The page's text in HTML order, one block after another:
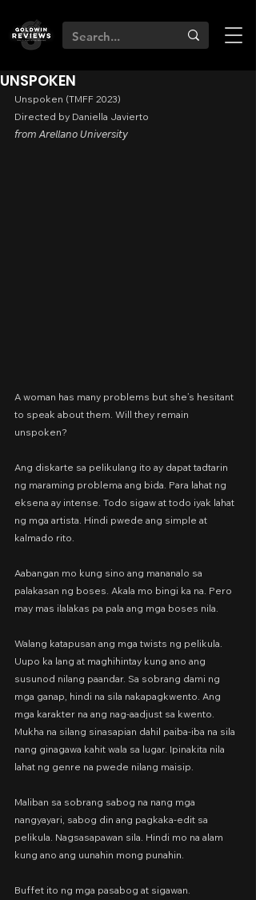
UNSPOKEN
Unspoken (TMFF 2023)
Directed by Daniella Javierto
𝘧𝘳𝘰𝘮 𝘈𝘳𝘦𝘭𝘭𝘢𝘯𝘰 𝘜𝘯𝘪𝘷𝘦𝘳𝘴𝘪𝘵𝘺
A woman has many problems but she’s hesitant
to speak about them. Will they remain
unspoken?
Ang diskarte sa pelikulang ito ay dapat tadtarin
ng maraming problema ang bida. Para lahat ng
eksena ay intense. Todo sigaw at todo iyak lahat
ng mga artista. Hindi pwede ang simple at
kalmado rito.
Aabangan mo kung sino ang mananalo sa
palakasan ng boses. Akala mo bingi ka na. Pero
may mas ilalakas pa pala ang mga boses nila.
Walang katapusan ang mga twists ng pelikula.
Uupo ka lang at maghihintay kung ano ang
susunod nilang paandar. Sa sobrang dami ng
mga ganap, hindi na sila nakapagkwento. Ang
mga karakter na ang nag-aadjust sa kwento.
Mukha na silang sinasapian dahil paiba-iba na sila
nang ginagawa kahit wala sa lugar. Ipinakita nila
lahat ng genre na pwede nilang maisip.
Maliban sa sobrang sabog na nang mga
nangyayari, sabog din ang pagkaka-edit sa
pelikula. Nagsasapawan sila. Hindi mo na alam
kung ano ang uunahin mong punahin.
Buffet ito ng mga pasabog at sigawan.